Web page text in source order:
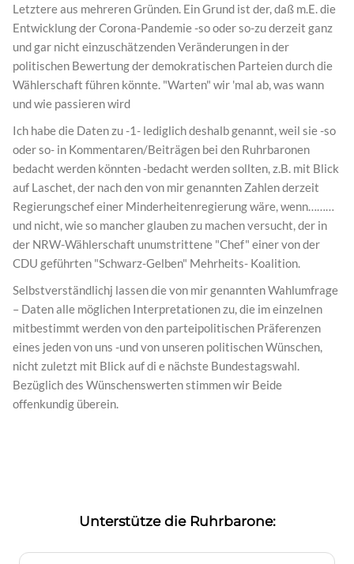
Letztere aus mehreren Gründen. Ein Grund ist der, daß m.E. die
Entwicklung der Corona-Pandemie -so oder so-zu derzeit ganz
und gar nicht einzuschätzenden Veränderungen in der
politischen Bewertung der demokratischen Parteien durch die
Wählerschaft führen könnte. "Warten" wir 'mal ab, was wann
und wie passieren wird
Ich habe die Daten zu -1- lediglich deshalb genannt, weil sie -so
oder so- in Kommentaren/Beiträgen bei den Ruhrbaronen
bedacht werden könnten -bedacht werden sollten, z.B. mit Blick
auf Laschet, der nach den von mir genannten Zahlen derzeit
Regierungschef einer Minderheitenregierung wäre, wenn………
und nicht, wie so mancher glauben zu machen versucht, der in
der NRW-Wählerschaft unumstrittene "Chef" einer von der
CDU geführten "Schwarz-Gelben" Mehrheits- Koalition.
Selbstverständlichj lassen die von mir genannten Wahlumfrage
– Daten alle möglichen Interpretationen zu, die im einzelnen
mitbestimmt werden von den parteipolitischen Präferenzen
eines jeden von uns -und von unseren politischen Wünschen,
nicht zuletzt mit Blick auf di e nächste Bundestagswahl.
Bezüglich des Wünschenswerten stimmen wir Beide
offenkundig überein.
Unterstütze die Ruhrbarone: